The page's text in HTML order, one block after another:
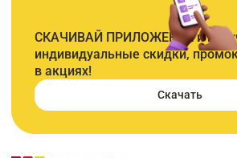
СКАЧИВАЙ ПРИЛОЖЕНИЕ и
индивидуальные скидки,
в акциях!
Скачать